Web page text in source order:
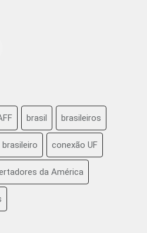
brasil brasileiros
conexão UF
da América